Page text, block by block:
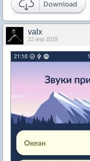
valx
22 апр 2018